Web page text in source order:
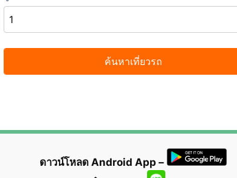
ดาวน์โหลด Android App –